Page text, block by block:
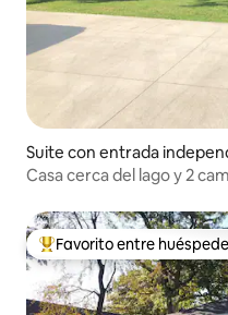
Suite con entrada
er
Casa cerca del lago y 2
De los mejores en
Favorito entre